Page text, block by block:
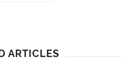
ARTICLES